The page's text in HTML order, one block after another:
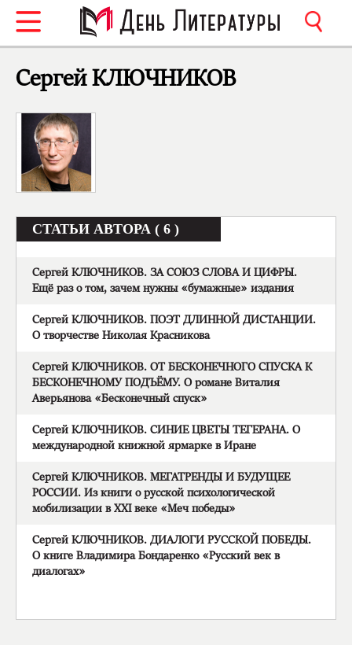
Сергей КЛЮЧНИКОВ
СТАТЬИ АВТОРА ( 6 )
Сергей КЛЮЧНИКОВ. ЗА СОЮЗ СЛОВА И ЦИФРЫ.
Ещё раз о том, зачем нужны «бумажные» издания
Сергей КЛЮЧНИКОВ. ПОЭТ ДЛИННОЙ ДИСТАНЦИИ.
О творчестве Николая Красникова
Сергей КЛЮЧНИКОВ. ОТ БЕСКОНЕЧНОГО СПУСКА К
БЕСКОНЕЧНОМУ ПОДЪЁМУ. О романе Виталия
Аверьянова «Бесконечный спуск»
Сергей КЛЮЧНИКОВ. СИНИЕ ЦВЕТЫ ТЕГЕРАНА. О
международной книжной ярмарке в Иране
Сергей КЛЮЧНИКОВ. МЕГАТРЕНДЫ И БУДУЩЕЕ
РОССИИ. Из книги о русской психологической
мобилизации в XXI веке «Меч победы»
Сергей КЛЮЧНИКОВ. ДИАЛОГИ РУССКОЙ ПОБЕДЫ.
О книге Владимира Бондаренко «Русский век в
диалогах»